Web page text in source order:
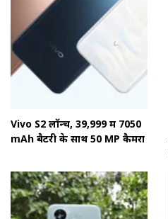
Vivo S2 लॉन्च, 39,999 में 7050
mAh बैटरी के साथ 50 MP कैमरा